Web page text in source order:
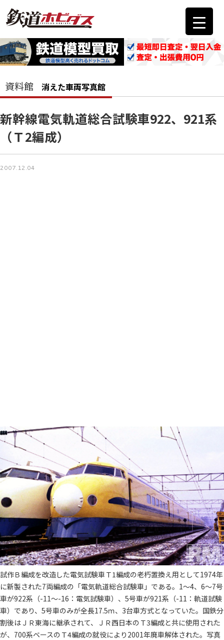
資料館 消えた車両写真館
新幹線電気軌道総合試験車922、921系
（Ｔ2編成）
2007.12.04
試作Ｂ編成を改造した電気試験車Ｔ1編成の老朽置換え用として1974年
に新製された7両編成の「電気軌道総合試験車」である。1～4、6～7号
車が922系（-11～-16：電気試験車）、5号車が921系（-11：軌道試験
車）であり、5号車のみが全長17.5ｍ、3台車方式となっていた。国鉄分
割後はＪＲ東海に継承されて、ＪＲ西日本のＴ3編成と共に使用された
が、700系ベースのＴ4編成の就役により2001年廃車解体された。写真